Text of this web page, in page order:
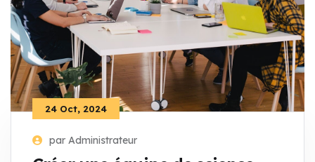
24 Oct, 2024
par Administrateur